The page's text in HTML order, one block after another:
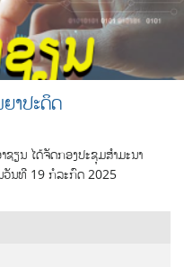
າປະດິດ
ຽນ ໄດ້ຈັດກອງປະຊຸມສຳມະນາ
ນວັນທີ 19 ກໍລະກົດ 2025